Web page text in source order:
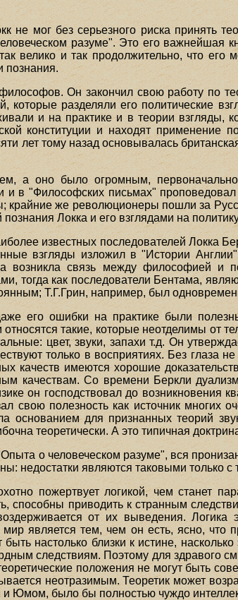
не мог без серьезного риска принять
разуме". Это его важнейшая
велико и так продолжительно, что его
познания.
Он закончил свою работу по
которые разделяли его политические
и на практике и в теории взгляды,
конституции и находят применение
лет тому назад основывалась
а оно было огромным,
и в "Философских письмах"
же революционеры пошли за
Локка и его взглядами на
известных последователей Локка
взгляды изложил в "Истории
возникла связь между философией и
тогда как последователи Бентама,
Т.Г.Грин, например, был
его ошибки на практике были
такие, которые неотделимы от
цвет, звуки, запахи т.д. Он
только в восприятиях. Без глаза
качеств имеются хорошие
качествам. Со времени Беркли
он господствовал до возникновения
свою полезность как источник многих
основанием для признанных теорий
теоретически. А это типичная
о человеческом разуме", вся
недостатки являются таковыми только с
пожертвует логикой, чем станет
способны приводить к странным
от их выведения.
мир является тем, чем он есть, ясно,
настолько близки к истине,
следствиям. Поэтому для здравого
положения не могут быть
неотразимым. Теоретик может
Юмом, было бы полностью чуждо